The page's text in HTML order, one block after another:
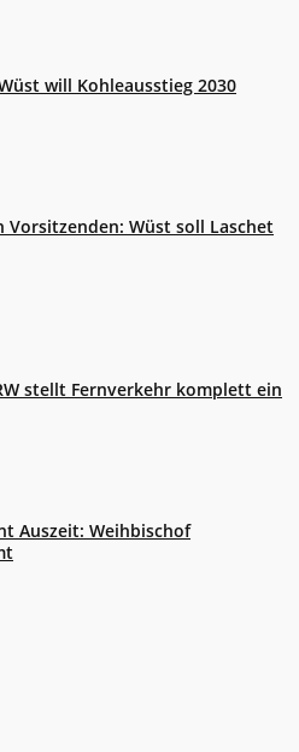
will Kohleausstieg 2030
Vorsitzenden: Wüst soll Laschet
stellt Fernverkehr komplett ein
Auszeit: Weihbischof